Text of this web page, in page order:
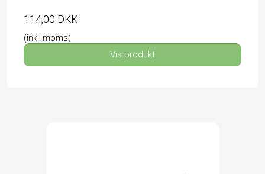
114,00 DKK
(inkl. moms)
Vis produkt